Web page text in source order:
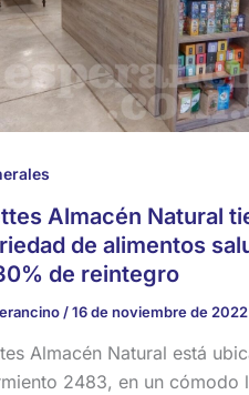
Almacén Natural
de alimentos
de reintegro
/16 de noviembre de 2022
Almacén Natural está
2483, en un cómodo